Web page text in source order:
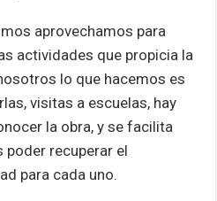
aprovechamos para
actividades que propicia la
lo que hacemos es
visitas a escuelas, hay
la obra, y se facilita
poder recuperar el
para cada uno.